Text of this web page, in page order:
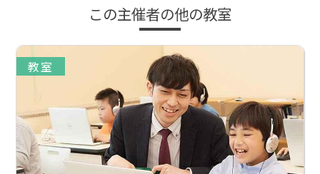
この主催者の他の教室
教室